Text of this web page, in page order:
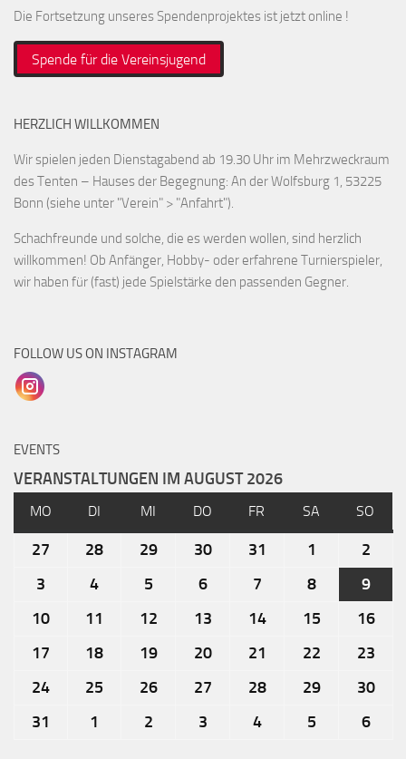
Die Fortsetzung unseres Spendenprojektes ist jetzt online !
Spende für die Vereinsjugend
HERZLICH WILLKOMMEN
Wir spielen jeden Dienstagabend ab 19.30 Uhr im Mehrzweckraum
des Tenten – Hauses der Begegnung: An der Wolfsburg 1, 53225
Bonn (siehe unter "Verein" > "Anfahrt").
Schachfreunde und solche, die es werden wollen, sind herzlich
willkommen! Ob Anfänger, Hobby- oder erfahrene Turnierspieler,
wir haben für (fast) jede Spielstärke den passenden Gegner.
FOLLOW US ON INSTAGRAM
EVENTS
VERANSTALTUNGEN IM AUGUST 2026
MO DI MI DO FR SA SO
27 28 29 30 31 1
2
3
4 5 6 7 8
9
10
11 12 13 14 15
16
17
18 19 20 21 22
23
24
25 26 27 28 29
30
31
1 2 3 4 5 6